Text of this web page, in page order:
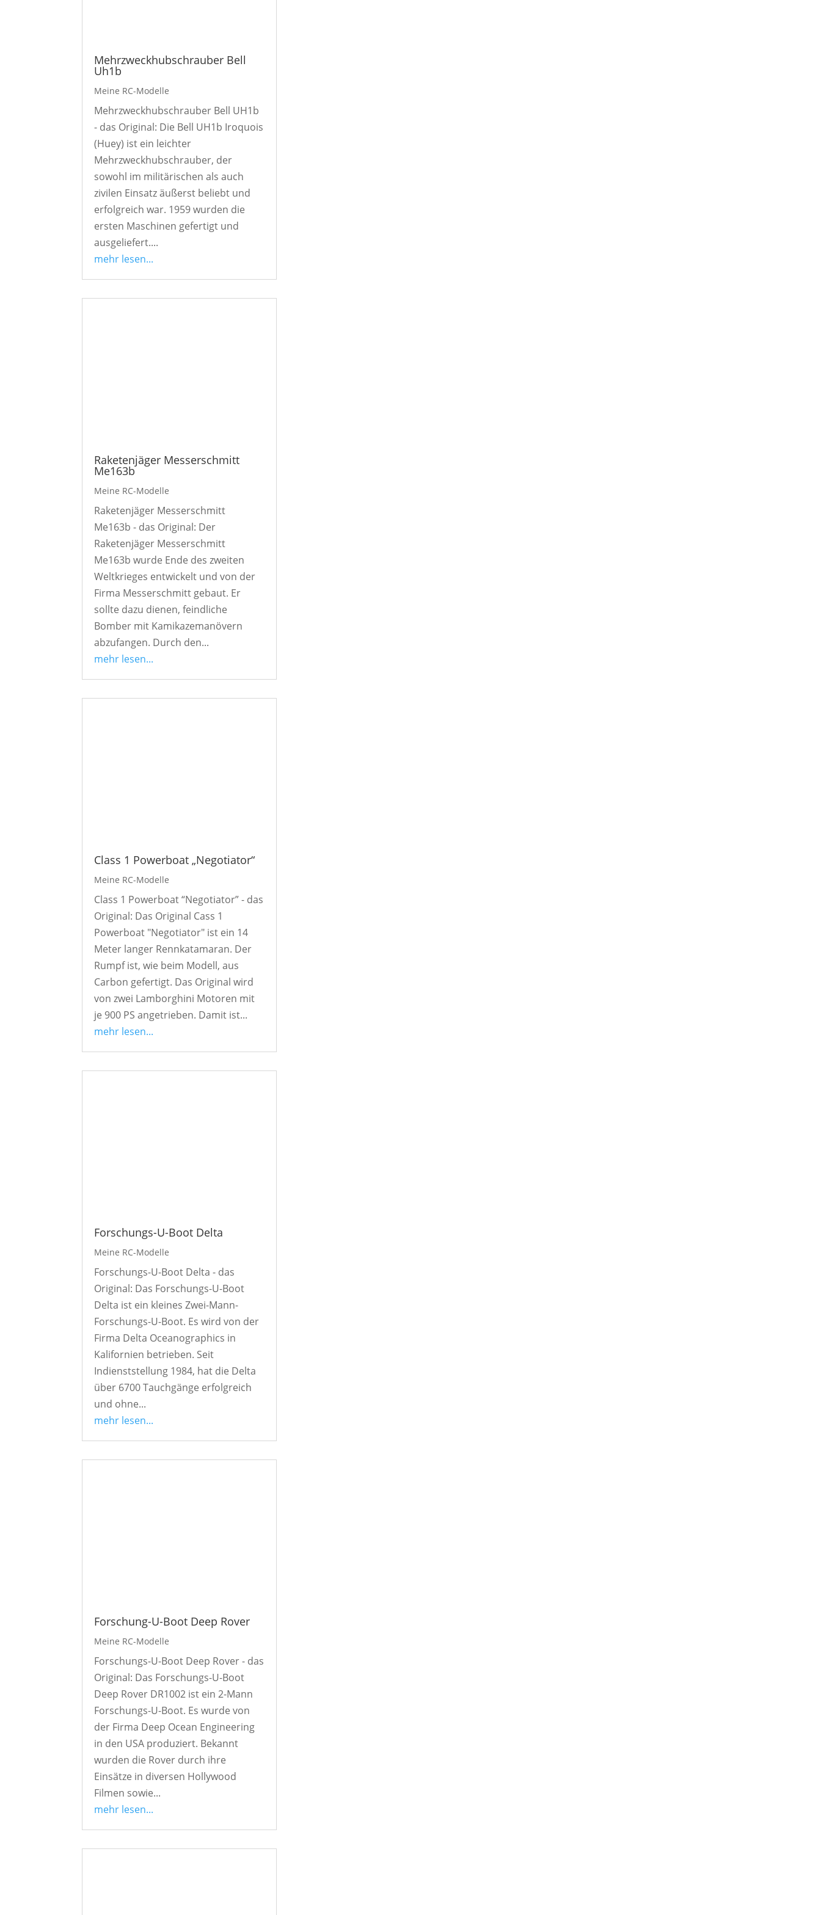
Mehrzweckhubschrauber Bell
Uh1b
Meine RC-Modelle
Mehrzweckhubschrauber Bell UH1b
- das Original: Die Bell UH1b Iroquois
(Huey) ist ein leichter
Mehrzweckhubschrauber, der
sowohl im militärischen als auch
zivilen Einsatz äußerst beliebt und
erfolgreich war. 1959 wurden die
ersten Maschinen gefertigt und
ausgeliefert....
mehr lesen...
Raketenjäger Messerschmitt
Me163b
Meine RC-Modelle
Raketenjäger Messerschmitt
Me163b - das Original: Der
Raketenjäger Messerschmitt
Me163b wurde Ende des zweiten
Weltkrieges entwickelt und von der
Firma Messerschmitt gebaut. Er
sollte dazu dienen, feindliche
Bomber mit Kamikazemanövern
abzufangen. Durch den...
mehr lesen...
Class 1 Powerboat „Negotiator“
Meine RC-Modelle
Class 1 Powerboat “Negotiator” - das
Original: Das Original Cass 1
Powerboat "Negotiator" ist ein 14
Meter langer Rennkatamaran. Der
Rumpf ist, wie beim Modell, aus
Carbon gefertigt. Das Original wird
von zwei Lamborghini Motoren mit
je 900 PS angetrieben. Damit ist...
mehr lesen...
Forschungs-U-Boot Delta
Meine RC-Modelle
Forschungs-U-Boot Delta - das
Original: Das Forschungs-U-Boot
Delta ist ein kleines Zwei-Mann-
Forschungs-U-Boot. Es wird von der
Firma Delta Oceanographics in
Kalifornien betrieben. Seit
Indienststellung 1984, hat die Delta
über 6700 Tauchgänge erfolgreich
und ohne...
mehr lesen...
Forschung-U-Boot Deep Rover
Meine RC-Modelle
Forschungs-U-Boot Deep Rover - das
Original: Das Forschungs-U-Boot
Deep Rover DR1002 ist ein 2-Mann
Forschungs-U-Boot. Es wurde von
der Firma Deep Ocean Engineering
in den USA produziert. Bekannt
wurden die Rover durch ihre
Einsätze in diversen Hollywood
Filmen sowie...
mehr lesen...